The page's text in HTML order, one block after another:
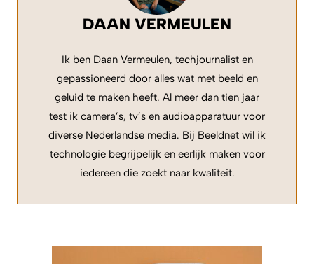
DAAN VERMEULEN
Ik ben Daan Vermeulen, techjournalist en
gepassioneerd door alles wat met beeld en
geluid te maken heeft. Al meer dan tien jaar
test ik camera’s, tv’s en audioapparatuur voor
diverse Nederlandse media. Bij Beeldnet wil ik
technologie begrijpelijk en eerlijk maken voor
iedereen die zoekt naar kwaliteit.